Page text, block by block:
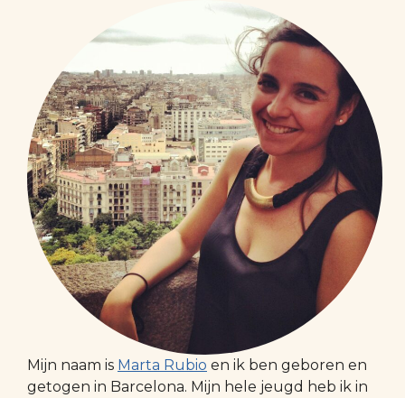
Mijn naam is Marta Rubio en ik ben geboren en
getogen in Barcelona. Mijn hele jeugd heb ik in